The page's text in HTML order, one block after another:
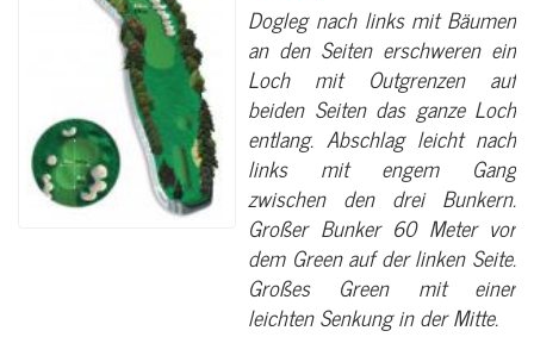
Dogleg nach links mit Bäumen
an den Seiten erschweren ein
Loch mit Outgrenzen auf
beiden Seiten das ganze Loch
entlang. Abschlag leicht nach
links mit engem Gang
zwischen den drei Bunkern.
Großer Bunker 60 Meter vor
dem Green auf der linken Seite.
Großes Green mit einer
leichten Senkung in der Mitte.